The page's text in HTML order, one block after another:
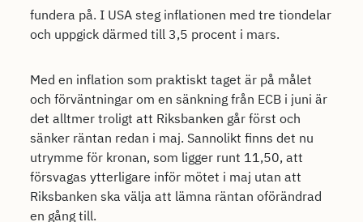
fundera på. I USA steg inflationen med tre tiondelar
och uppgick därmed till 3,5 procent i mars.
Med en inflation som praktiskt taget är på målet
och förväntningar om en sänkning från ECB i juni är
det alltmer troligt att Riksbanken går först och
sänker räntan redan i maj. Sannolikt finns det nu
utrymme för kronan, som ligger runt 11,50, att
försvagas ytterligare inför mötet i maj utan att
Riksbanken ska välja att lämna räntan oförändrad
en gång till.